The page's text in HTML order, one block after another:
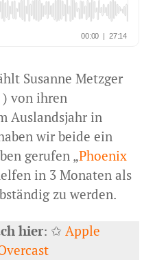
Susanne Metzger
) von ihren
Auslandsjahr in
wir beide ein
gerufen „Phoenix
in 3 Monaten als
zu werden.
hier: ✩Apple